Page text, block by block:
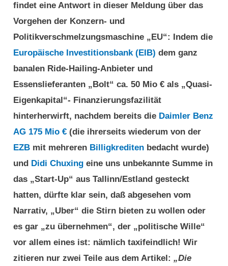
findet eine Antwort in dieser Meldung über das
Vorgehen der Konzern- und
Politikverschmelzungsmaschine „EU“: Indem die
Europäische Investitionsbank (EIB) dem ganz
banalen Ride-Hailing-Anbieter und
Essenslieferanten „Bolt“ ca. 50 Mio € als „Quasi-
Eigenkapital“- Finanzierungsfazilität
hinterherwirft, nachdem bereits die Daimler Benz
AG 175 Mio € (die ihrerseits wiederum von der
EZB mit mehreren Billigkrediten bedacht wurde)
und Didi Chuxing eine uns unbekannte Summe in
das „Start-Up“ aus Tallinn/Estland gesteckt
hatten, dürfte klar sein, daß abgesehen vom
Narrativ, „Uber“ die Stirn bieten zu wollen oder
es gar „zu übernehmen“, der „politische Wille“
vor allem eines ist: nämlich taxifeindlich! Wir
zitieren nur zwei Teile aus dem Artikel:„Die